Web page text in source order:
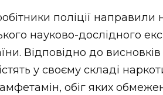
поліції направили
науково-дослідного
Відповідно до висновків
у своєму складі
обіг яких